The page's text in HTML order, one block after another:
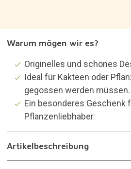
Warum mögen wir es?
Originelles und schönes
Ideal für Kakteen oder
gegossen werden müssen.
Ein besonderes Geschenk
Pflanzenliebhaber.
Artikelbeschreibung